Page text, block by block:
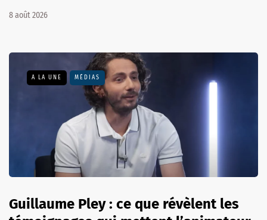
8 août 2026
A LA UNE MÉDIAS
Guillaume Pley : ce que révèlent les